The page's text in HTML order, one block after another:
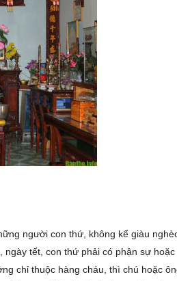
người con thứ, không kể giàu
tết, con thứ phải có phận sự hoặc
chỉ thuộc hàng cháu, thì chú hoặc